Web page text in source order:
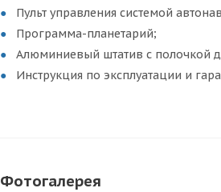
Пульт управления системой
Программа-планетарий;
Алюминиевый штатив с полочкой
Инструкция по эксплуатации и
Фотогалерея